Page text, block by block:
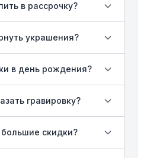
в рассрочку?
украшения?
в день рождения?
гравировку?
скидки?